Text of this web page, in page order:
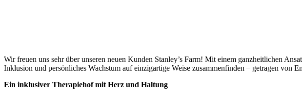
Wir freuen uns sehr über unseren neuen Kunden Stanley’s Farm! Mit einem ganzheitlichen
Inklusion und persönliches Wachstum auf einzigartige Weise zusammenfinden – getragen von
Ein inklusiver Therapiehof mit Herz und Haltung